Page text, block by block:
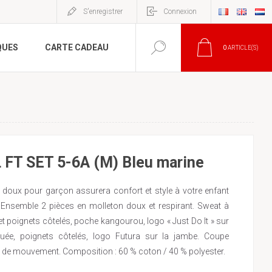
S'enregistrer Connexion
CARTE CADEAU 0ARTICLE(S)
FT SET 5-6A (M) Bleu marine
doux pour garçon assurera confort et style à votre enfant
2 pièces en molleton doux et respirant. Sweat à
poignets côtelés, poche kangourou, logo « Just Do It » sur
poignets côtelés, logo Futura sur la jambe. Coupe
mouvement. Composition : 60 % coton / 40 % polyester.